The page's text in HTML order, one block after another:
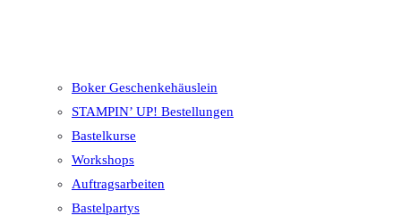
Boker Geschenkehäuslein
STAMPIN’ UP! Bestellungen
Bastelkurse
Workshops
Auftragsarbeiten
Bastelpartys